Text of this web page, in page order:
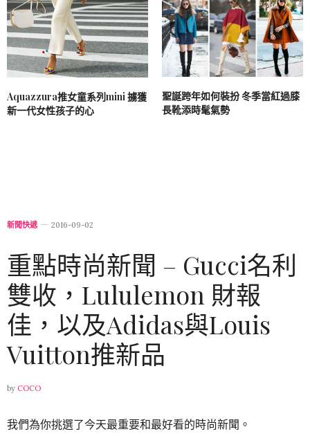
Aquazzura推女童系列mini 擄獲
新一代女性孩子的心
聖誕跨年如何裝扮 冬季當紅過膝
長靴添時髦氣勢
新聞快遞 2016-09-02
重點時尚新聞 – Gucci名利
雙收，Lululemon 財報
佳，以及Adidas與Louis
Vuitton推新品
by COCO
我們為你挑選了今天最重要和最好看的時尚新聞。